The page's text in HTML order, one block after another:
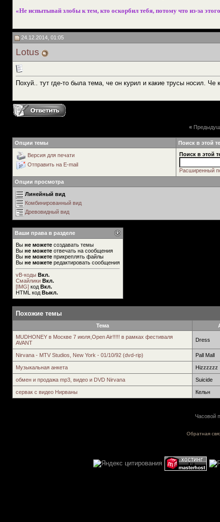
«Не испытывай злобы к тем, кто оскорбил тебя, потому что из-за
24.12.2014, 01:05
Lotus
Похуй.. тут где-то была тема, че он курил и какие трусы носил. Че
«
Опции темы Поиск в этой
Версия для печати
Отправить на E-mail
Поиск в этой
Расширенный
Опции просмотра
Линейный вид
Комбинированный вид
Древовидный вид
Ваши права в разделе
Вы не можете создавать темы
Вы не можете отвечать на сообщения
Вы не можете прикреплять файлы
Вы не можете редактировать сообщения
vB-коды Вкл.
Смайлики Вкл.
[IMG] код Вкл.
HTML код Выкл.
Похожие темы
Тема
MUDHONEY в Москве 7 июля,Open Air!!!!! в рамках фестиваля
AVANT
Dress
Nirvana - MTV Studios, New York - 01/10/92 (dvd-rip) Pall Mall
Музыкальная анкета Hizzzzzz
обмен и продажа mp3, видео и DVD Nirvana Suicide
сервак с видео Нирваны Кельн
Часовой
Обратная